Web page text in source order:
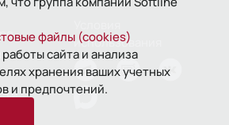
файлы (cookies)
сайта и анализа
хранения ваших учетных
и предпочтений.
использования